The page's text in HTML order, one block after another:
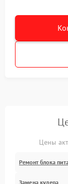
Цены
Ремонт блока
Замена кулера